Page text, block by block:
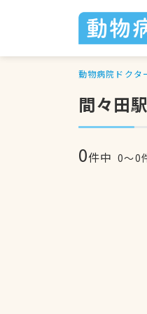
動物病院ドクタ
間々田
0件中 0〜0